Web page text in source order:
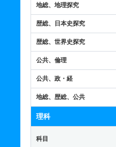
地総、地理探究
歴総、日本史探究
歴総、世界史探究
公共、倫理
公共、政・経
地総、歴総、公共
理科
科目